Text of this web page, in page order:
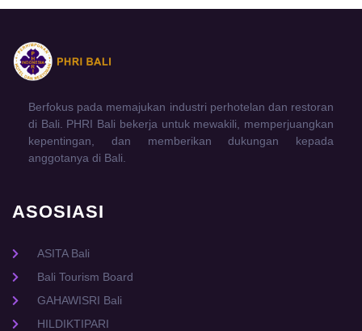
Berfokus pada memajukan industri perhotelan dan restoran
di Bali. PHRI Bali bekerja untuk mewakili, memperjuangkan
kepentingan, dan memberikan dukungan kepada
anggotanya di Bali.
ASOSIASI
ASITA Bali
Bali Tourism Board
GAHAWISRI Bali
HILDIKTIPARI